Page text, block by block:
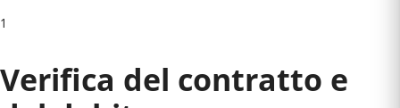
1
Verifica del contratto e